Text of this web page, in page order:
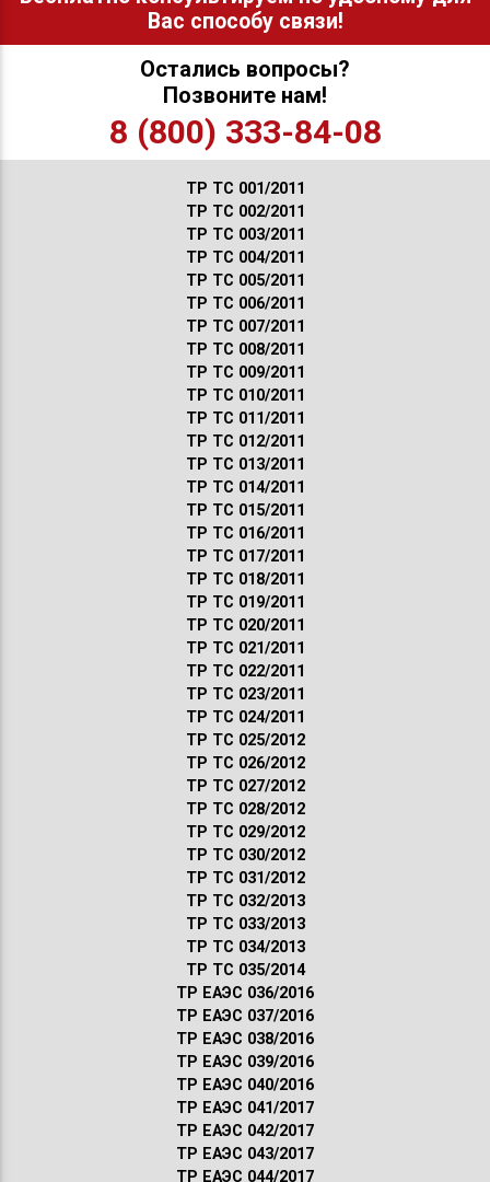
Вас способу связи!
Остались вопросы?
Позвоните нам!
8 (800) 333-84-08
ТР ТС 001/2011
ТР ТС 002/2011
ТР ТС 003/2011
ТР ТС 004/2011
ТР ТС 005/2011
ТР ТС 006/2011
ТР ТС 007/2011
ТР ТС 008/2011
ТР ТС 009/2011
ТР ТС 010/2011
ТР ТС 011/2011
ТР ТС 012/2011
ТР ТС 013/2011
ТР ТС 014/2011
ТР ТС 015/2011
ТР ТС 016/2011
ТР ТС 017/2011
ТР ТС 018/2011
ТР ТС 019/2011
ТР ТС 020/2011
ТР ТС 021/2011
ТР ТС 022/2011
ТР ТС 023/2011
ТР ТС 024/2011
ТР ТС 025/2012
ТР ТС 026/2012
ТР ТС 027/2012
ТР ТС 028/2012
ТР ТС 029/2012
ТР ТС 030/2012
ТР ТС 031/2012
ТР ТС 032/2013
ТР ТС 033/2013
ТР ТС 034/2013
ТР ТС 035/2014
ТР ЕАЭС 036/2016
ТР ЕАЭС 037/2016
ТР ЕАЭС 038/2016
ТР ЕАЭС 039/2016
ТР ЕАЭС 040/2016
ТР ЕАЭС 041/2017
ТР ЕАЭС 042/2017
ТР ЕАЭС 043/2017
ТР ЕАЭС 044/2017